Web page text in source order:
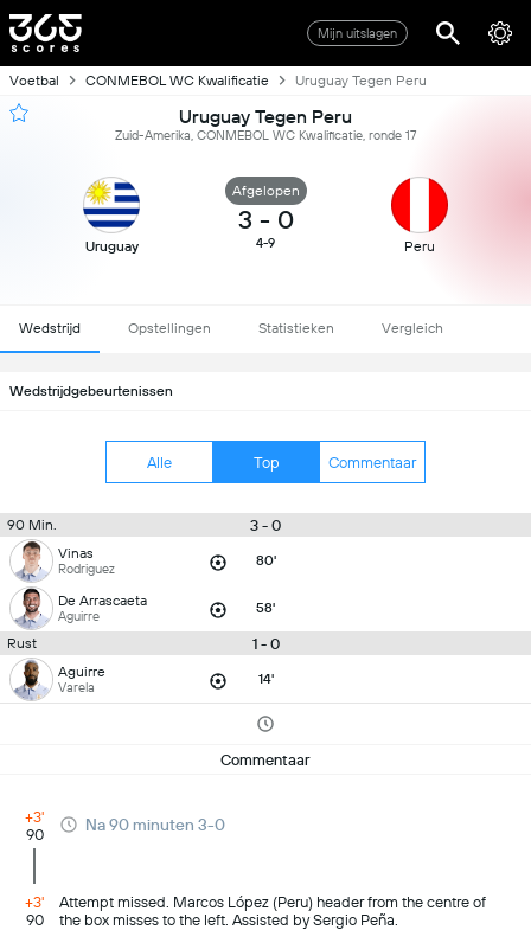
Mijn uitslagen
Voetbal CONMEBOL WC Kwalificatie Uruguay Tegen Peru
Uruguay Tegen Peru
Zuid-Amerika, CONMEBOL WC Kwalificatie, ronde 17
Uruguay
Afgelopen
3 - 0
4-9 Peru
Wedstrijd Opstellingen Statistieken Vergleich
Wedstrijdgebeurtenissen
Alle Top Commentaar
90 Min. 3 - 0
Vinas
Rodriguez 80'
De Arrascaeta
Aguirre 58'
Rust 1 - 0
Aguirre
Varela 14'
Commentaar
+3'
90
Na 90 minuten 3-0
+3'
90
Attempt missed. Marcos López (Peru) header from the centre of
the box misses to the left. Assisted by Sergio Peña.